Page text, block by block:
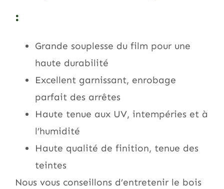
:
Grande souplesse du film pour une
haute durabilité
Excellent garnissant, enrobage
parfait des arrêtes
Haute tenue aux UV, intempéries et à
l’humidité
Haute qualité de finition, tenue des
teintes
Nous vous conseillons d’entretenir le bois